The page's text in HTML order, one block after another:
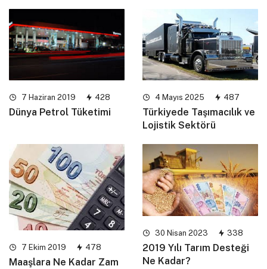
7 Haziran 2019 428
Dünya Petrol Tüketimi
4 Mayıs 2025 487
Türkiyede Taşımacılık ve
Lojistik Sektörü
7 Ekim 2019 478
Maaşlara Ne Kadar Zam
30 Nisan 2023 338
2019 Yılı Tarım Desteği
Ne Kadar?